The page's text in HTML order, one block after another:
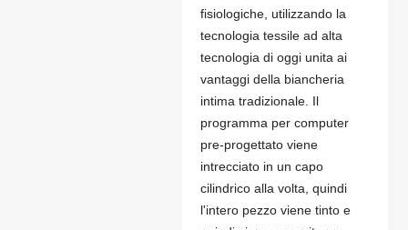
fisiologiche, utilizzando la
tecnologia tessile ad alta
tecnologia di oggi unita ai
vantaggi della biancheria
intima tradizionale. Il
programma per computer
pre-progettato viene
intrecciato in un capo
cilindrico alla volta, quindi
l'intero pezzo viene tinto e